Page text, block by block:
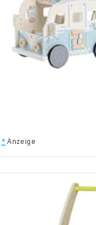
* Anzeige